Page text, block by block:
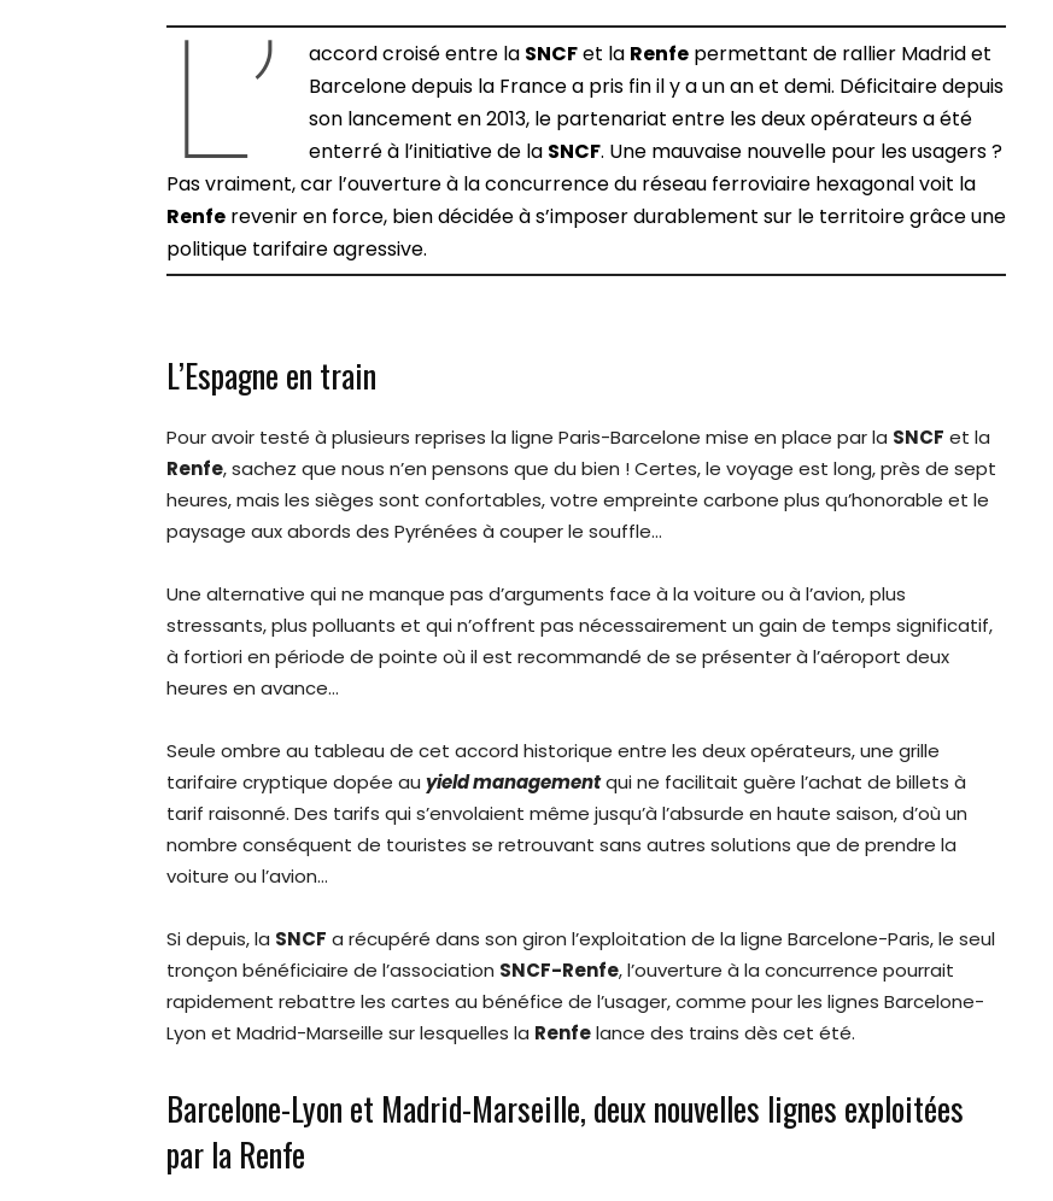
L’ accord croisé entre la SNCFet la Renfe permettant de rallier Madrid et
Barcelone depuis la France a pris fin il y a un an et demi. Déficitaire depuis
son lancement en 2013, le partenariat entre les deux opérateurs a été
enterré à l’initiative de la SNCF. Une mauvaise nouvelle pour les usagers ?
Pas vraiment, car l’ouverture à la concurrence du réseau ferroviaire hexagonal voit la
Renfe revenir en force, bien décidée à s’imposer durablement sur le territoire grâce une
politique tarifaire agressive.
L’Espagne en train
Pour avoir testé à plusieurs reprises la ligne Paris-Barcelone mise en place par la SNCF et la
Renfe, sachez que nous n’en pensons que du bien ! Certes, le voyage est long, près de sept
heures, mais les sièges sont confortables, votre empreinte carbone plus qu’honorable et le
paysage aux abords des Pyrénées à couper le souffle…
Une alternative qui ne manque pas d’arguments face à la voiture ou à l’avion, plus
stressants, plus polluants et qui n’offrent pas nécessairement un gain de temps significatif,
à fortiori en période de pointe où il est recommandé de se présenter à l’aéroport deux
heures en avance…
Seule ombre au tableau de cet accord historique entre les deux opérateurs, une grille
tarifaire cryptique dopée au yield managementqui ne facilitait guère l’achat de billets à
tarif raisonné. Des tarifs qui s’envolaient même jusqu’à l’absurde en haute saison, d’où un
nombre conséquent de touristes se retrouvant sans autres solutions que de prendre la
voiture ou l’avion…
Si depuis, la SNCF a récupéré dans son giron l’exploitation de la ligne Barcelone-Paris, le seul
tronçon bénéficiaire de l’association SNCF-Renfe, l’ouverture à la concurrence pourrait
rapidement rebattre les cartes au bénéfice de l’usager, comme pour les lignes Barcelone-
Lyon et Madrid-Marseille sur lesquelles la Renfelance des trains dès cet été.
Barcelone-Lyon et Madrid-Marseille, deux nouvelles lignes exploitées
par la Renfe